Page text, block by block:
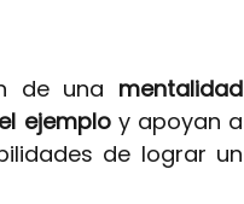
de una mentalidad
ejemplo y apoyan a
de lograr un